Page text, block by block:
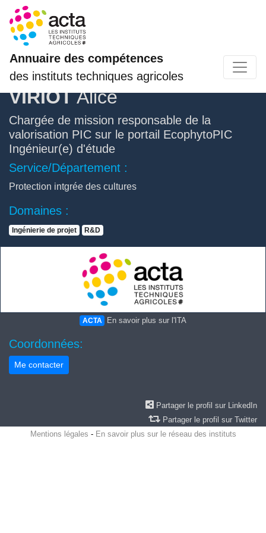
Annuaire des compétences
des instituts techniques agricoles
VIRIOTAlice
Chargée de mission responsable de la
valorisation PIC sur le portail EcophytoPIC
Ingénieur(e) d'étude
Service/Département :
Protection intgrée des cultures
Domaines :
Ingénierie de projet R&D
ACTA En savoir plus sur l'ITA
Coordonnées:
Me contacter
Partager le profil sur LinkedIn
Partager le profil sur Twitter
Mentions légales - En savoir plus sur le réseau des instituts